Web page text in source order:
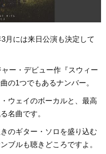
月には来日公演も決定して
ー・デビュー作『スウィー
の1つでもあるナンバー。
ウェイのボーカルと、最高
名曲です。
のギター・ソロを盛り込む
ブルも聴きどころですよ。